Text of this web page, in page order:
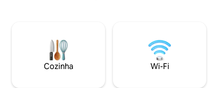
Estacionamento no local -30
Cozinha Wi-Fi